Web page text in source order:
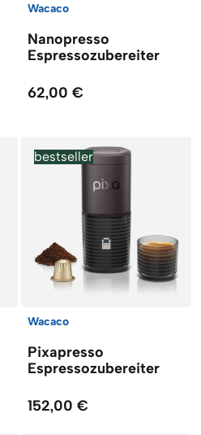
Wacaco
Nanopresso
Espressozubereiter
62,00 €
bestseller
Wacaco
Pixapresso
Espressozubereiter
152,00 €